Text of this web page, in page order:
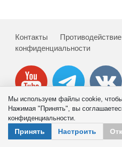
Научная жизнь
Издания
О журнале
Номера
Контакты
конфиденциальности
© 2026 ИНП РАН
Мы используем файлы cookie,
Нажимая "Принять", вы
конфиденциальности.
Принять Настроить